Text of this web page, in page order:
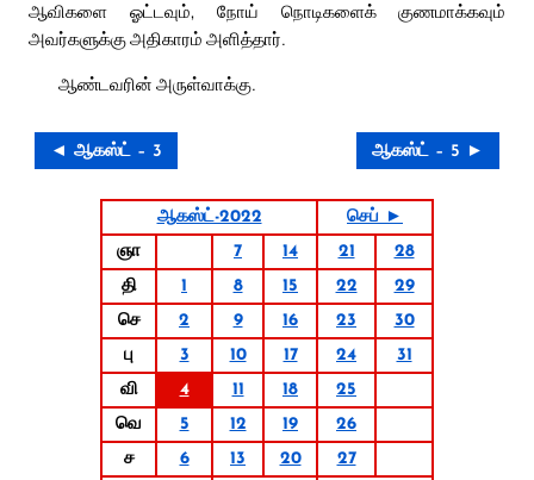
ஆவிகளை ஓட்டவும், நோய் நொடிகளைக் குணமாக்கவும்
அவர்களுக்கு அதிகாரம் அளித்தார்.
ஆண்டவரின் அருள்வாக்கு.
◄ ஆகஸ்ட் – 3 ஆகஸ்ட் – 5 ►
ஆகஸ்ட்-2022
செப் ►
ஞா
7 14 21
28
தி
1 8 15 22
29
செ
2 9 16 23
30
பு
3 10 17 24
31
வி
4 11 18
25
வெ
5 12 19
26
ச
6 13 20
27